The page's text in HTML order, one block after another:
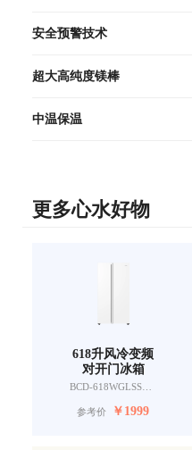
安全预警技术
超大高纯度镁棒
中温保温
更多心水好物
618升风冷变频
对开门冰箱
BCD-618WGLSSEDW9
参考价 ￥1999